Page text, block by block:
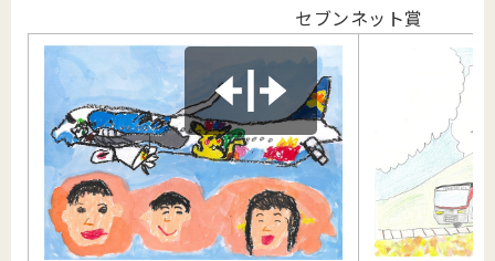
セブンネット賞